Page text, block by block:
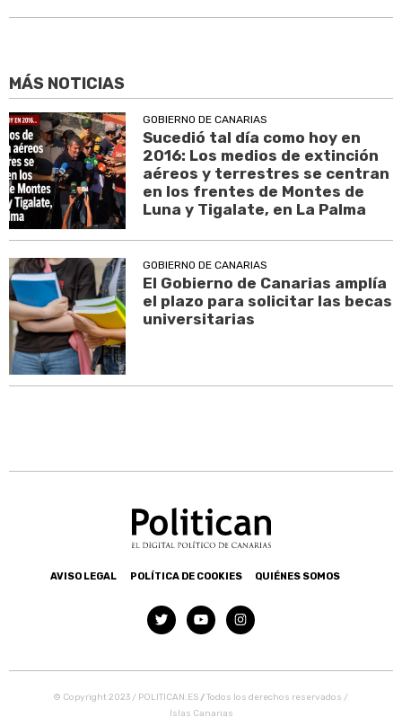
MÁS NOTICIAS
GOBIERNO DE CANARIAS
Sucedió tal día como hoy en
2016: Los medios de extinción
aéreos y terrestres se centran
en los frentes de Montes de
Luna y Tigalate, en La Palma
GOBIERNO DE CANARIAS
El Gobierno de Canarias amplía
el plazo para solicitar las becas
universitarias
AVISO LEGAL POLÍTICA DE COOKIES QUIÉNES SOMOS
© Copyright 2023 / POLITICAN.ES /Todos los derechos reservados /
Islas Canarias